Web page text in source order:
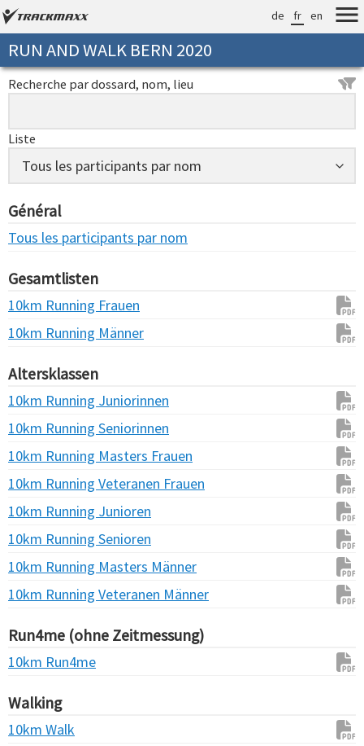
de fr en
RUN AND WALK BERN 2020
Recherche par dossard, nom, lieu
Liste
Général
Tous les participants par nom
Gesamtlisten
10km Running Frauen
10km Running Männer
Altersklassen
10km Running Juniorinnen
10km Running Seniorinnen
10km Running Masters Frauen
10km Running Veteranen Frauen
10km Running Junioren
10km Running Senioren
10km Running Masters Männer
10km Running Veteranen Männer
Run4me (ohne Zeitmessung)
10km Run4me
Walking
10km Walk